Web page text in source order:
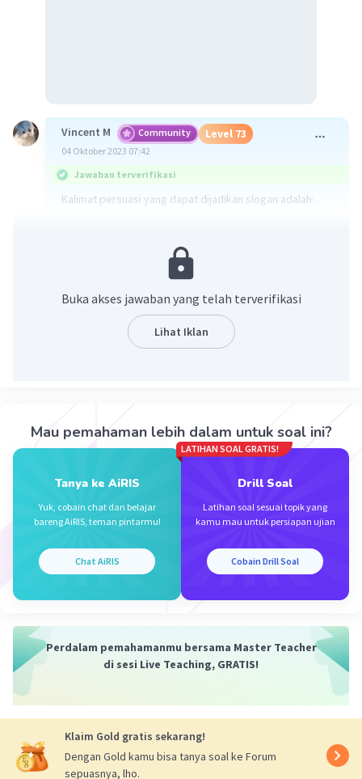
Vincent M Community Level 73
04 Oktober 2023 07:42
Jawaban terverifikasi
Kalimat persuasi yang dapat dijadikan slogan adalah:
Slogan ini mengajak orang untuk menabung demi masa
·0.0
Iklan
Buka akses jawaban yang telah terverifikasi
Lihat Iklan
Mau pemahaman lebih dalam untuk soal ini?
Tanya ke AiRIS
Yuk, cobain chat dan belajar
bareng AiRIS, teman pintarmu!
Chat AiRIS
LATIHAN SOAL GRATIS!
Drill Soal
Latihan soal sesuai topik yang
kamu mau untuk persiapan ujian
Cobain Drill Soal
Perdalam pemahamanmu bersama Master Teacher
di sesi Live Teaching, GRATIS!
Klaim Gold gratis sekarang!
Dengan Gold kamu bisa tanya soal ke Forum
sepuasnya, lho.